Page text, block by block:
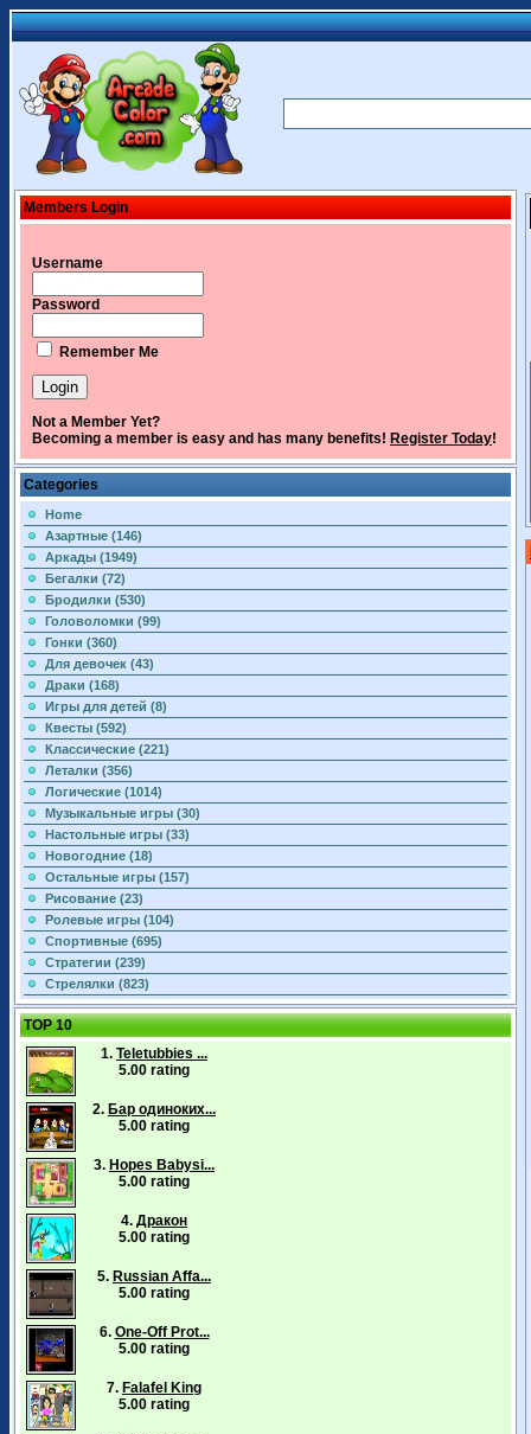
Members Login
Username
Password
Remember Me
Not a Member Yet?
Becoming a member is easy and has many benefits! Register Today!
Categories
Home
Азартные (146)
Аркады (1949)
Бегалки (72)
Бродилки (530)
Головоломки (99)
Гонки (360)
Для девочек (43)
Драки (168)
Игры для детей (8)
Квесты (592)
Классические (221)
Леталки (356)
Логические (1014)
Музыкальные игры (30)
Настольные игры (33)
Новогодние (18)
Остальные игры (157)
Рисование (23)
Ролевые игры (104)
Спортивные (695)
Стратегии (239)
Стрелялки (823)
TOP 10
1. Teletubbies ...
5.00 rating
2. Бар одиноких...
5.00 rating
3. Hopes Babysi...
5.00 rating
4. Дракон
5.00 rating
5. Russian Affa...
5.00 rating
6. One-Off Prot...
5.00 rating
7. Falafel King
5.00 rating